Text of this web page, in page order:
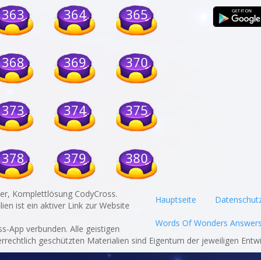
363 364 365
368 369 370
373 374 375
378 379 380
Hauptseite
Words Of Wonders Answers
Komplettlösung CodyCross.
ist ein aktiver Link zur Website
App verbunden. Alle geistigen
geschützten Materialien sind Eigentum der jeweiligen